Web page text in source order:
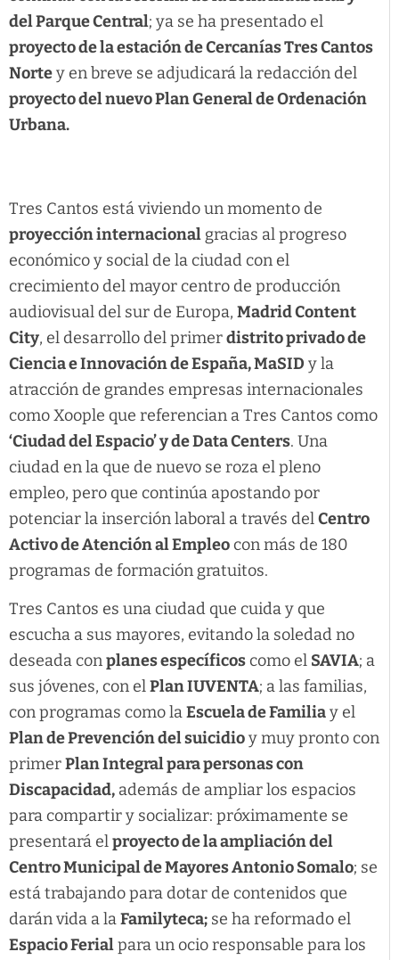
del Parque Central; ya se ha presentado el
proyecto de la estación de Cercanías Tres Cantos
Nortey en breve se adjudicará la redacción del
proyecto del nuevo Plan General de Ordenación
Urbana.
Tres Cantos está viviendo un momento de
proyección internacional gracias al progreso
económico y social de la ciudad con el
crecimiento del mayor centro de producción
audiovisual del sur de Europa, Madrid Content
City, el desarrollo del primerdistrito privado de
Ciencia e Innovación de España, MaSID y la
atracción de grandes empresas internacionales
como Xoople que referencian a Tres Cantos como
‘Ciudad del Espacio’ y de Data Centers. Una
ciudad en la que de nuevo se roza el pleno
empleo, pero que continúa apostando por
potenciar la inserción laboral a través delCentro
Activo de Atención al Empleocon más de 180
programas de formación gratuitos.
Tres Cantos es una ciudad que cuida y que
escucha a sus mayores, evitando la soledad no
deseada conplanes específicoscomo el SAVIA; a
sus jóvenes, con elPlan IUVENTA; a las familias,
con programas como laEscuela de Familiay el
Plan de Prevención del suicidioy muy pronto con
primerPlan Integral para personas con
Discapacidad, además de ampliar los espacios
para compartir y socializar: próximamente se
presentará elproyecto de la ampliación del
Centro Municipal de Mayores Antonio Somalo; se
está trabajando para dotar de contenidos que
darán vida a laFamilyteca; se ha reformado el
Espacio Ferialpara un ocio responsable para los